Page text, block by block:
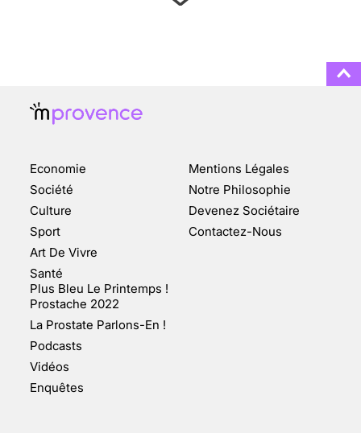
CHANGEMENT DE SEXE :
DES DEMANDES
TOUJOURS PLUS
NOMBREUSES
Economie
Société
Culture
Sport
Art De Vivre
Santé
Plus Bleu Le Printemps !
Prostache 2022
La Prostate Parlons-En !
Podcasts
Vidéos
Enquêtes
Mentions Légales
Notre Philosophie
Devenez Sociétaire
Contactez-Nous